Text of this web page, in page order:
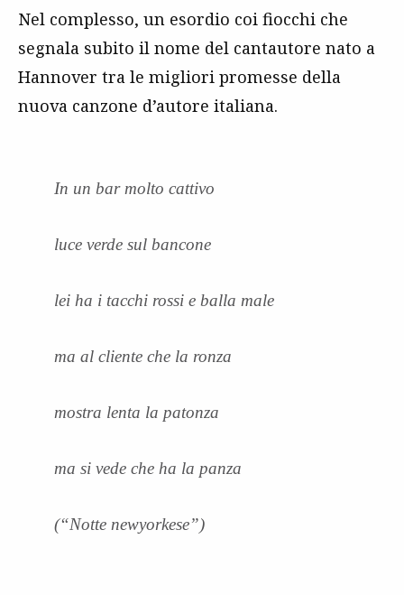
Nel complesso, un esordio coi fiocchi che
segnala subito il nome del cantautore nato a
Hannover tra le migliori promesse della
nuova canzone d’autore italiana.
In un bar molto cattivo
luce verde sul bancone
lei ha i tacchi rossi e balla male
ma al cliente che la ronza
mostra lenta la patonza
ma si vede che ha la panza
(“Notte newyorkese”)